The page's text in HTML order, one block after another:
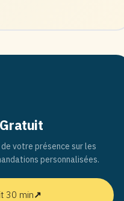
votre présence sur les
personnalisées.
30 min↗